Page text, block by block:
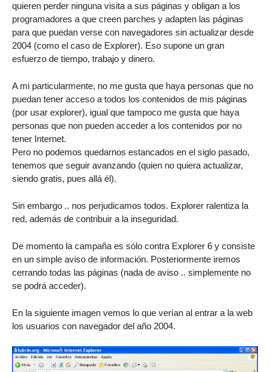
quieren perder ninguna visita a sus páginas y obligan a los
programadores a que creen parches y adapten las páginas
para que puedan verse con navegadores sin actualizar desde
2004 (como el caso de Explorer). Eso supone un gran
esfuerzo de tiempo, trabajo y dinero.
A mi particularmente, no me gusta que haya personas que no
puedan tener acceso a todos los contenidos de mis páginas
(por usar explorer), igual que tampoco me gusta que haya
personas que non pueden acceder a los contenidos por no
tener Internet.
Pero no podemos quedarnos estancados en el siglo pasado,
tenemos que seguir avanzando (quien no quiera actualizar,
siendo gratis, pues allá él).
Sin embargo .. nos perjudicamos todos. Explorer ralentiza la
red, además de contribuir a la inseguridad.
De momento la campaña es sólo contra Explorer 6 y consiste
en un simple aviso de información. Posteriormente iremos
cerrando todas las páginas (nada de aviso .. simplemente no
se podrá acceder).
En la siguiente imagen vemos lo que verían al entrar a la web
los usuarios con navegador del año 2004.